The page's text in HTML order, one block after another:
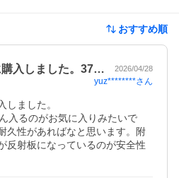
おすすめ順
入しました。37… 2026/04/28
yuz********さん
しました。
入るのがお気に入りみたいで
久性があればなと思います。附
反射板になっているのが安全性